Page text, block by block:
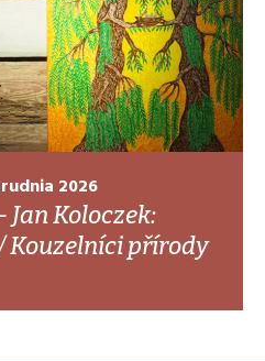
2026
Jan Koloczek:
Kouzelníci přírody